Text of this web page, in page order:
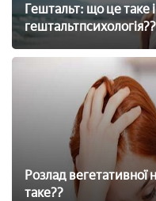
Гештальт: що це таке
гештальтпсихологія??
Розлад
таке??